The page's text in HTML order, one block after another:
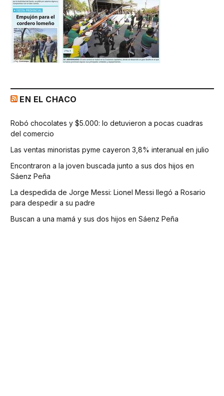
EN EL CHACO
Robó chocolates y $5.000: lo detuvieron a pocas cuadras
del comercio
Las ventas minoristas pyme cayeron 3,8% interanual en julio
Encontraron a la joven buscada junto a sus dos hijos en
Sáenz Peña
La despedida de Jorge Messi: Lionel Messi llegó a Rosario
para despedir a su padre
Buscan a una mamá y sus dos hijos en Sáenz Peña